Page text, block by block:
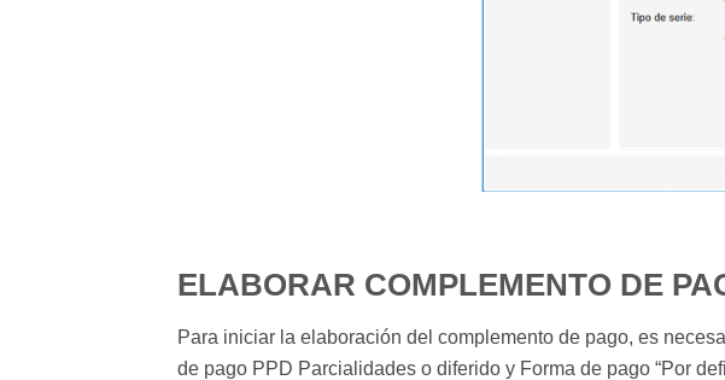
ELABORAR COMPLEMENTO DE
Para iniciar la elaboración del complemento de pago, es
de pago PPD Parcialidades o diferido y Forma de pago “Por